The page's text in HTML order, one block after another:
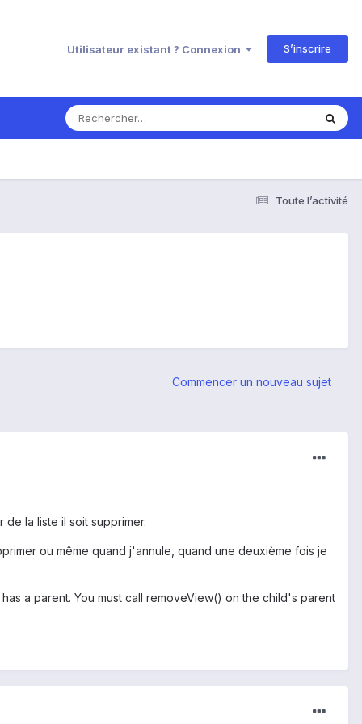
Utilisateur existant ? Connexion S’inscrire
Toute l’activité
Commencer un nouveau sujet
la liste il soit supprimer.
ou même quand j'annule, quand une deuxième fois je
a parent. You must call removeView() on the child's parent